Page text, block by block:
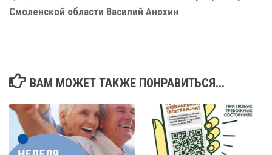
Смоленской области Василий Анохин.
ВАМ МОЖЕТ ТАКЖЕ ПОНРАВИТЬСЯ...